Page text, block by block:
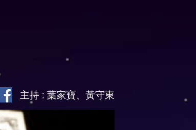
主持 : 葉家寶、黃守東